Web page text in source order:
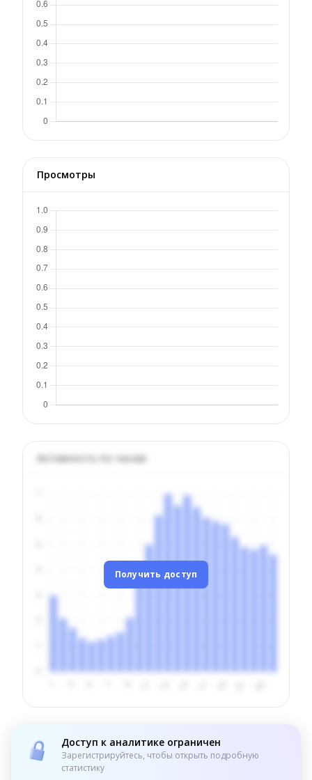
Просмотры
Активность по часам
Получить доступ
Доступ к аналитике ограничен
Зарегистрируйтесь, чтобы открыть подробную
статистику